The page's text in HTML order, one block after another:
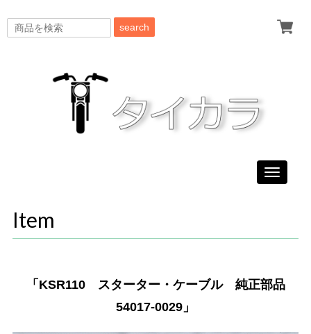
search
Toggle
Item
「KSR110 スターター・ケーブル 純正部品
54017-0029」